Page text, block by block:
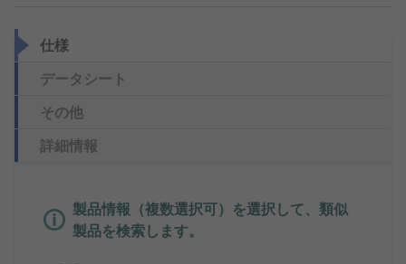
仕様
データシート
その他
詳細情報
製品情報（複数選択可）を選択して、類似
製品を検索します。